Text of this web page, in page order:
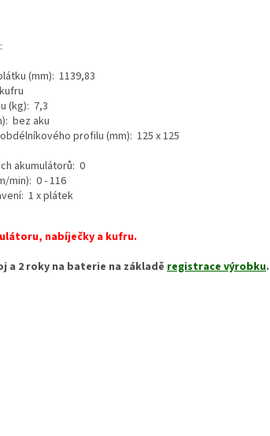
(mm): 1139,83
(kg): 7,3
bez aku
profilu (mm): 125 x 125
akumulátorů: 0
min): 0 - 116
1 x plátek
nabíječky a kufru.
a 2 roky na baterie na základěregistrace výrobku